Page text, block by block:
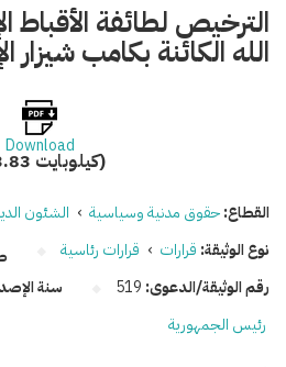
الترخيص لطائفة الأقباط
الله الكائنة بكامب شيزار
Download
(13.83 كيلوبايت)
القطاع:حقوق مدنية وسياسية › الشئون
نوع الوثيقة: قرارات › قرارات رئاسية
رقم الوثيقة/الدعوى: 519 سنة
رئيس الجمهورية